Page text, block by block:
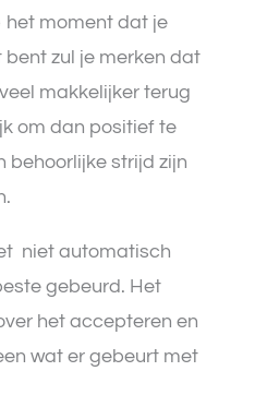
het moment dat je
zul je merken dat
makkelijker terug
om dan positief te
behoorlijke strijd zijn
niet automatisch
gebeurd. Het
het accepteren en
wat er gebeurt met